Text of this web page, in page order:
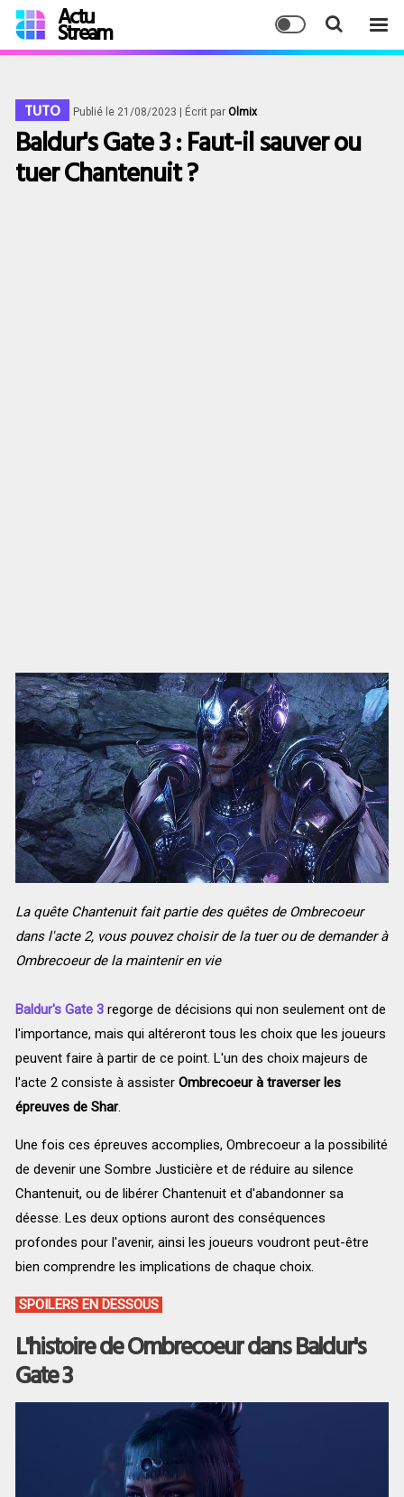
Actu
Stream
TUTO Publié le 21/08/2023 | Écrit par Olmix
Baldur's Gate 3 : Faut-il sauver ou
tuer Chantenuit ?
La quête Chantenuit fait partie des quêtes de Ombrecoeur
dans l'acte 2, vous pouvez choisir de la tuer ou de demander à
Ombrecoeur de la maintenir en vie
Baldur's Gate 3regorge de décisions qui non seulement ont de
l'importance, mais qui altéreront tous les choix que les joueurs
peuvent faire à partir de ce point. L'un des choix majeurs de
l'acte 2 consiste à assister Ombrecoeur à traverser les
épreuves de Shar.
Une fois ces épreuves accomplies, Ombrecoeur a la possibilité
de devenir une Sombre Justicière et de réduire au silence
Chantenuit, ou de libérer Chantenuit et d'abandonner sa
déesse. Les deux options auront des conséquences
profondes pour l'avenir, ainsi les joueurs voudront peut-être
bien comprendre les implications de chaque choix.
SPOILERS EN DESSOUS
L'histoire de Ombrecoeur dans Baldur's
Gate 3